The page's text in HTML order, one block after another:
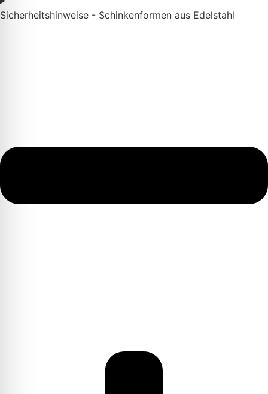
Sicherheitshinweise - Schinkenformen aus Edelstahl